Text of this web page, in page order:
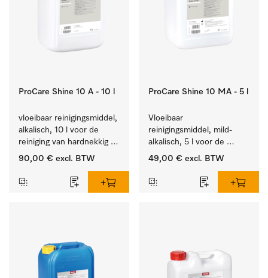
ProCare Shine 10 A - 10 l
vloeibaar reinigingsmiddel,
alkalisch, 10 l voor de
reiniging van hardnekkig
vuil op serviesgoed,
90,00 € excl. BTW
ProCare Shine 10 MA - 5 l
Vloeibaar
reinigingsmiddel, mild-
alkalisch, 5 l voor de
reiniging van lichte
bestek en glazen.
49,00 € excl. BTW